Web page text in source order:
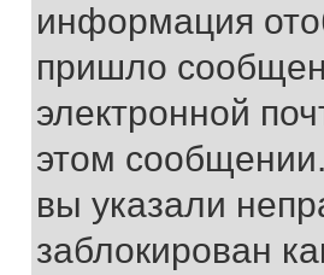
информация
пришло
электронной
этом
вы указали
заблокирован